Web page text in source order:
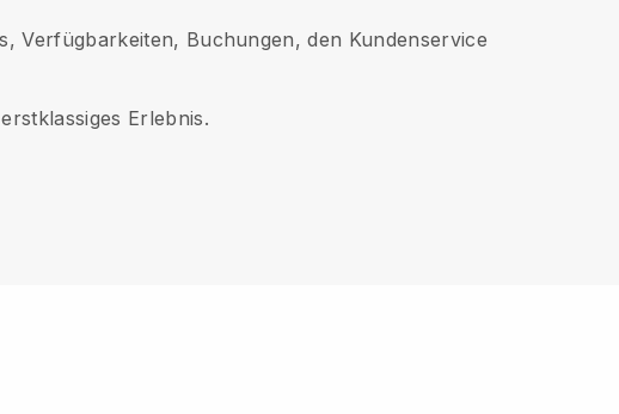
Verfügbarkeiten, Buchungen, den Kundenservice
Erlebnis.